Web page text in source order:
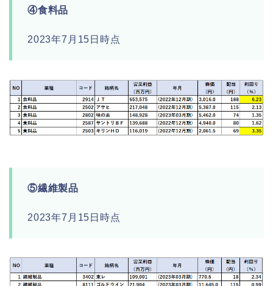
④食料品
2023年7月15日時点
⑤繊維製品
2023年7月15日時点